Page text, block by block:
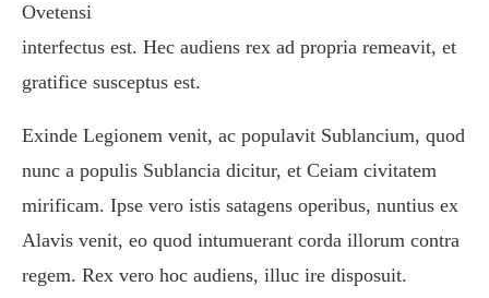
Ovetensi
interfectus est. Hec audiens rex ad propria remeavit, et
gratifice susceptus est.
Exinde Legionem venit, ac populavit Sublancium, quod
nunc a populis Sublancia dicitur, et Ceiam civitatem
mirificam. Ipse vero istis satagens operibus, nuntius ex
Alavis venit, eo quod intumuerant corda illorum contra
regem. Rex vero hoc audiens, illuc ire disposuit.